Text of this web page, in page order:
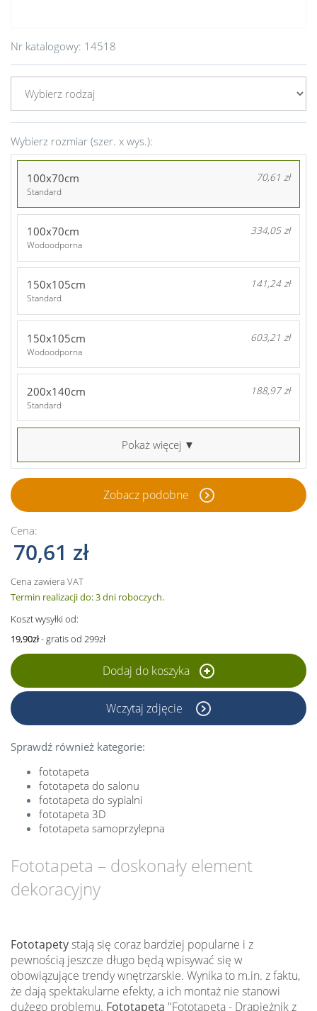
Nr katalogowy: 14518
Wybierz rozmiar (szer. x wys.):
100x70cm 70,61 zł
Standard
100x70cm 334,05 zł
Wodoodporna
150x105cm 141,24 zł
Standard
150x105cm 603,21 zł
Wodoodporna
200x140cm 188,97 zł
Standard
Pokaż więcej ▼
Zobacz podobne
Cena:
70,61 zł
Cena zawiera VAT
Termin realizacji do: 3 dni roboczych.
Koszt wysyłki od:
19,90zł- gratis od 299zł
Dodaj do koszyka
Wczytaj zdjęcie
Sprawdź również kategorie:
fototapeta
fototapeta do salonu
fototapeta do sypialni
fototapeta 3D
fototapeta samoprzylepna
Fototapeta – doskonały element
dekoracyjny
Fototapetystają się coraz bardziej popularne i z
pewnością jeszcze długo będą wpisywać się w
obowiązujące trendy wnętrzarskie. Wynika to m.in. z faktu,
że dają spektakularne efekty, a ich montaż nie stanowi
dużego problemu. Fototapeta "Fototapeta - Drapieżnik z